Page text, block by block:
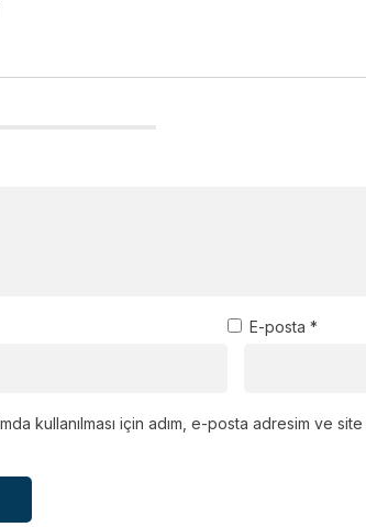
E-posta *
kullanılması için adım, e-posta adresim ve